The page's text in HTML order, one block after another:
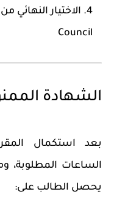
Council
الشهادة
بعد استكمال
الساعات المطلوبة،
يحصل الطالب على: